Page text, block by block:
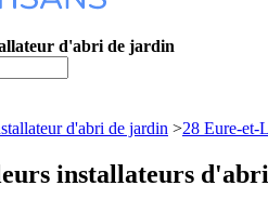
d'abri de jardin
d'abri de jardin >28 Eure-et-
installateurs